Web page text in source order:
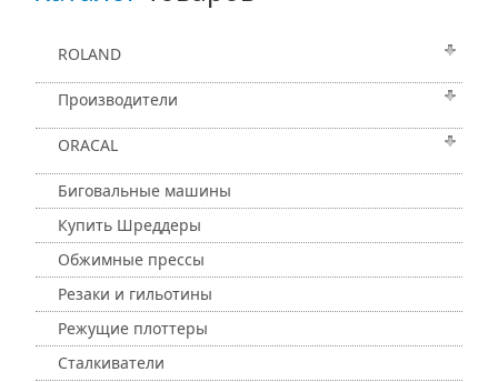
ROLAND
Производители
ORACAL
Биговальные машины
Купить Шреддеры
Обжимные прессы
Резаки и гильотины
Режущие плоттеры
Сталкиватели